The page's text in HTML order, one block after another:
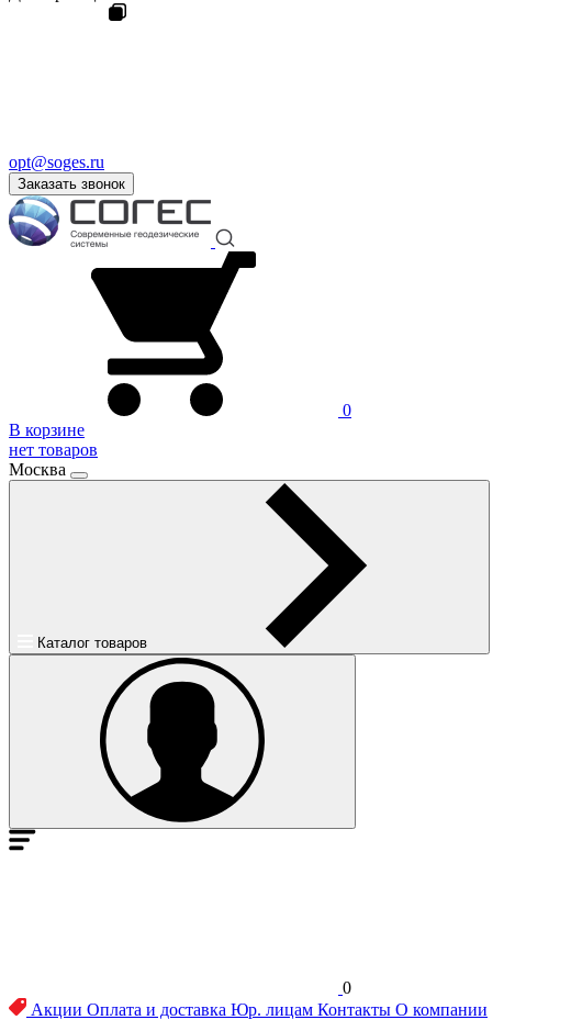
opt@soges.ru
Заказать звонок
0
В корзине
нет товаров
Москва
Каталог товаров
0
Акции Оплата и доставка Юр. лицам Контакты О компании